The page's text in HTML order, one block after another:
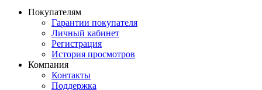
Покупателям
Гарантии покупателя
Личный кабинет
Регистрация
История просмотров
Компания
Контакты
Поддержка